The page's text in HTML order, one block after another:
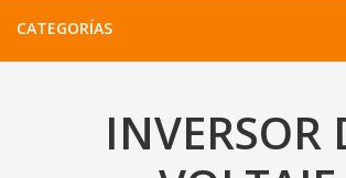
CATEGORÍAS
INVERSOR